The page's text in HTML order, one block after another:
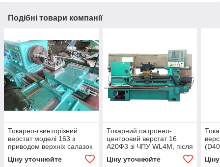
Подібні товари компанії
Токарно-гвинторізний
верстат моделі 163 з
приводом верхніх салазок
капремонту
Ціну уточнюйте
Токарний патронно-
центровий верстат 16
А20Ф3 зі ЧПУ WL4M, після
капітального ремонту та
модернізації
Ціну уточнюйте